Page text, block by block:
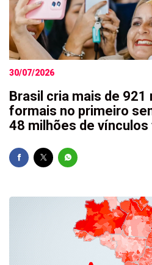
30/07/2026
Brasil cria mais de 921
formais no primeiro
48 milhões de